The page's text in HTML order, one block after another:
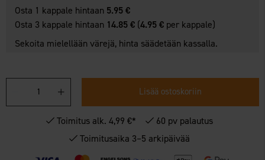
Osta 1 kappale hintaan 5.95 €
Osta 3 kappale hintaan 14.85 € (4.95 € per kappale)
Sekoita mielellään värejä, hinta säädetään kassalla.
Lisää ostoskoriin
Toimitus alk. 4,99 €*
60 pv palautus
Toimitusaika 3–5 arkipäivää